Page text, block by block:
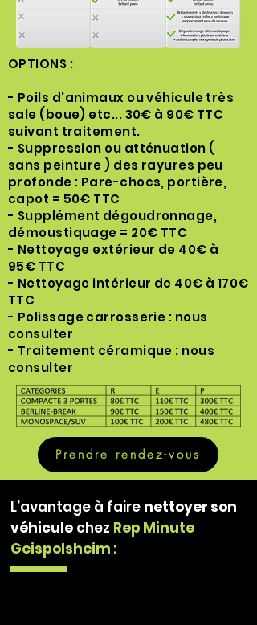
OPTIONS :
- Poils d'animaux ou véhicule très
sale (boue) etc... 30€ à 90€ TTC
suivant traitement.
- Suppression ou atténuation (
sans peinture ) des rayures peu
profonde : Pare-chocs, portière,
capot = 50€ TTC
- Supplément dégoudronnage,
démoustiquage = 20€ TTC
- Nettoyage extérieur de 40€ à
95€ TTC
- Nettoyage intérieur de 40€ à 170€
TTC
- Polissage carrosserie : nous
consulter
- Traitement céramique : nous
consulter
Prendre rendez-vous
L’avantage à faire nettoyer son
véhicule chez Rep Minute
Geispolsheim :
🤔 Comment pouvons-nous vous
aider aujourd'hui ?
Tap to chat